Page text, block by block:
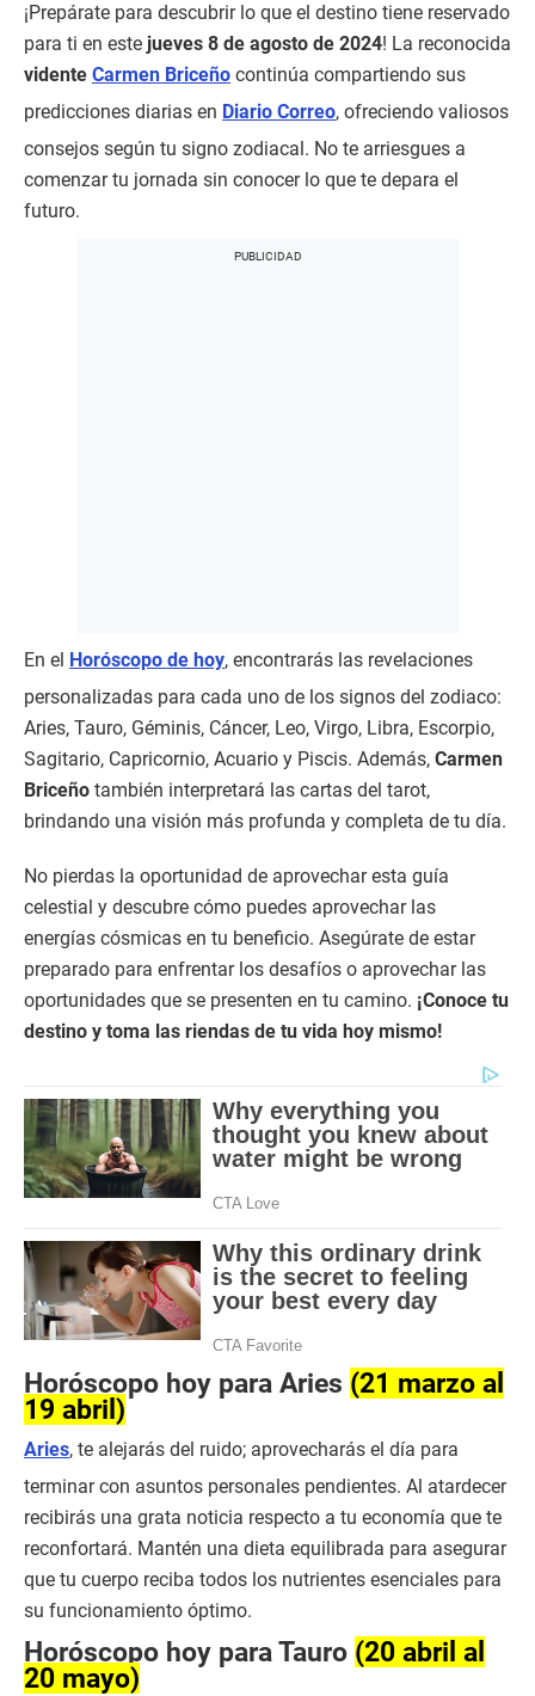
¡Prepárate para descubrir lo que el destino tiene reservado
para ti en este jueves 8 de agosto de 2024! La reconocida
vidente Carmen Briceño continúa compartiendo sus
predicciones diarias en Diario Correo, ofreciendo valiosos
consejos según tu signo zodiacal. No te arriesgues a
comenzar tu jornada sin conocer lo que te depara el
futuro.
En el Horóscopo de hoy, encontrarás las revelaciones
personalizadas para cada uno de los signos del zodiaco:
Aries, Tauro, Géminis, Cáncer, Leo, Virgo, Libra, Escorpio,
Sagitario, Capricornio, Acuario y Piscis. Además, Carmen
Briceño también interpretará las cartas del tarot,
brindando una visión más profunda y completa de tu día.
No pierdas la oportunidad de aprovechar esta guía
celestial y descubre cómo puedes aprovechar las
energías cósmicas en tu beneficio. Asegúrate de estar
preparado para enfrentar los desafíos o aprovechar las
oportunidades que se presenten en tu camino. ¡Conoce tu
destino y toma las riendas de tu vida hoy mismo!
Horóscopo hoy para Aries (21 marzo al
19 abril)
Aries, te alejarás del ruido; aprovecharás el día para
terminar con asuntos personales pendientes. Al atardecer
recibirás una grata noticia respecto a tu economía que te
reconfortará. Mantén una dieta equilibrada para asegurar
que tu cuerpo reciba todos los nutrientes esenciales para
su funcionamiento óptimo.
Horóscopo hoy para Tauro (20 abril al
20 mayo)